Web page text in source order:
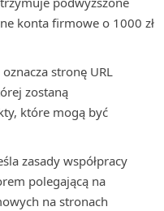
konta firmowe o 1000 zł
stronę URL
zostaną
które mogą być
zasady współpracy
polegającą na
na stronach